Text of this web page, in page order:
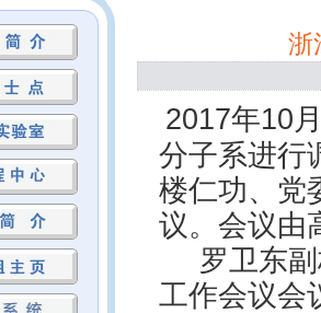
浙
2017年10
分子系进行
楼仁功、党
议。会议由
罗卫东
工作会议会